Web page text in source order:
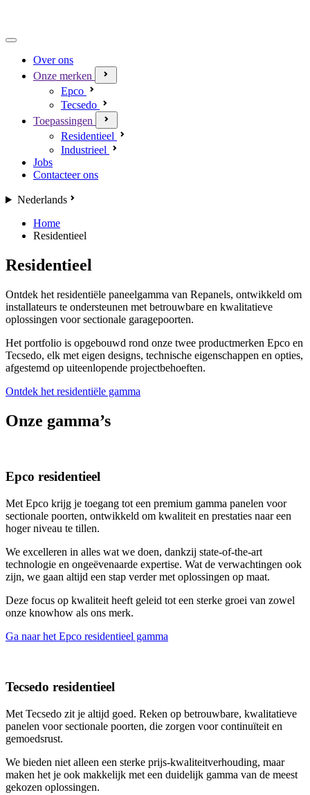
Over ons
Onze merken
Epco
Tecsedo
Toepassingen
Residentieel
Industrieel
Jobs
Contacteer ons
Nederlands
Home
Residentieel
Residentieel
Ontdek het residentiële paneelgamma van Repanels, ontwikkeld om
installateurs te ondersteunen met betrouwbare en kwalitatieve
oplossingen voor sectionale garagepoorten.
Het portfolio is opgebouwd rond onze twee productmerken Epco en
Tecsedo, elk met eigen designs, technische eigenschappen en opties,
afgestemd op uiteenlopende projectbehoeften.
Ontdek het residentiële gamma
Onze gamma’s
Epco residentieel
Met Epco krijg je toegang tot een premium gamma panelen voor
sectionale poorten, ontwikkeld om kwaliteit en prestaties naar een
hoger niveau te tillen.
We excelleren in alles wat we doen, dankzij state-of-the-art
technologie en ongeëvenaarde expertise. Wat de verwachtingen ook
zijn, we gaan altijd een stap verder met oplossingen op maat.
Deze focus op kwaliteit heeft geleid tot een sterke groei van zowel
onze knowhow als ons merk.
Ga naar het Epco residentieel gamma
Tecsedo residentieel
Met Tecsedo zit je altijd goed. Reken op betrouwbare, kwalitatieve
panelen voor sectionale poorten, die zorgen voor continuïteit en
gemoedsrust.
We bieden niet alleen een sterke prijs-kwaliteitverhouding, maar
maken het je ook makkelijk met een duidelijk gamma van de meest
gekozen oplossingen.